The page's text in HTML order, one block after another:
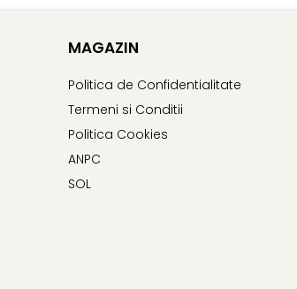
MAGAZIN
Politica de Confidentialitate
Termeni si Conditii
Politica Cookies
ANPC
SOL